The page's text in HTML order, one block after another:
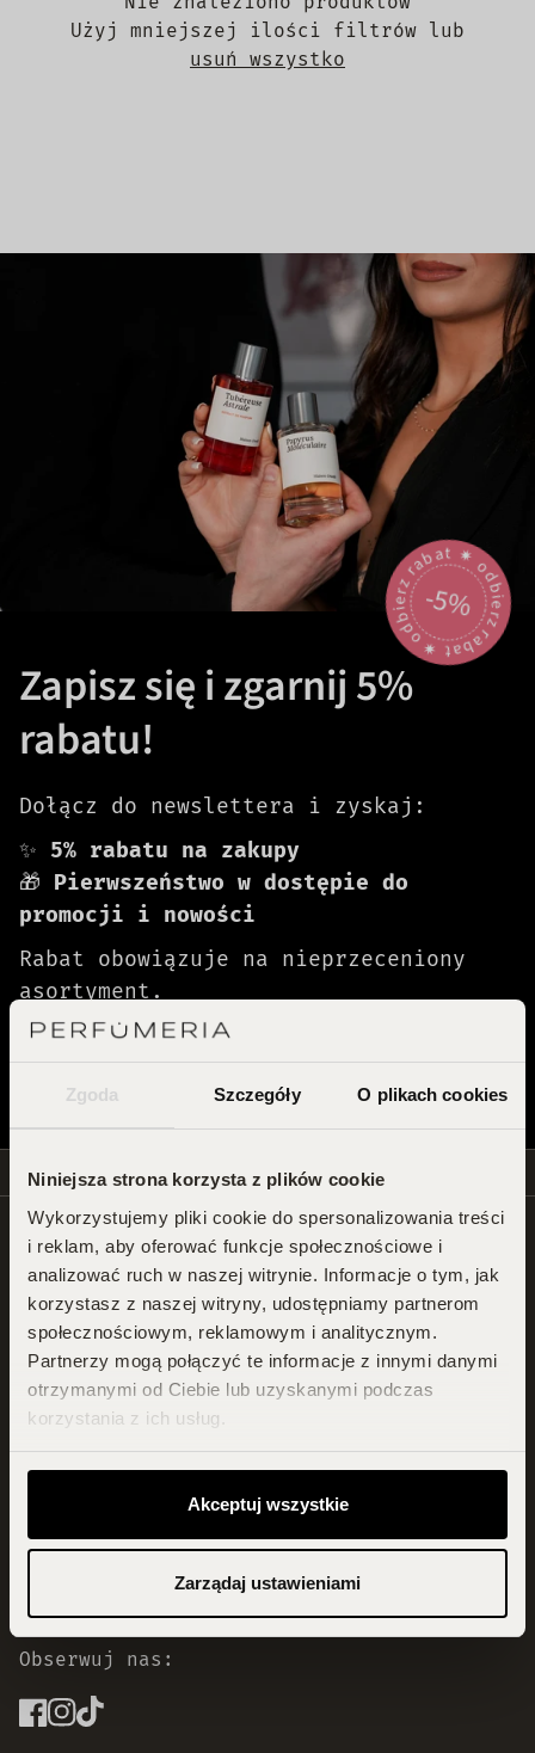
Zgoda Szczegóły O plikach cookies
Niniejsza strona korzysta z plików cookie
Wykorzystujemy pliki cookie do spersonalizowania treści
i reklam, aby oferować funkcje społecznościowe i
analizować ruch w naszej witrynie. Informacje o tym, jak
korzystasz z naszej witryny, udostępniamy partnerom
społecznościowym, reklamowym i analitycznym.
Partnerzy mogą połączyć te informacje z innymi danymi
otrzymanymi od Ciebie lub uzyskanymi podczas
korzystania z ich usług.
Akceptuj wszystkie
Zarządaj ustawieniami
Użyj mniejszej ilości filtrów lub
usuń wszystko
odbierz rabat 🟎 odbierz rabat 🟎
-5%
Zapisz się i zgarnij 5%
rabatu!
Dołącz do newslettera i zyskaj:
✨ 5% rabatu na zakupy
🎁 Pierwszeństwo w dostępie do
promocji i nowości
Rabat obowiązuje na nieprzeceniony
asortyment.
Darmowa dostawa od 399 zł!
Wysyłka w 24h
Oryginalne produkty
30 dni na zwrot zamówienia
STYLE GROUP Sp. z o.o. S.K.A.
ul. Józefa Piusa Dziekońskiego 3
00-728 Warszawa
NIP: 6182134375
REGON: 301743828
24 654opinii z całego okresu
Obserwuj nas: